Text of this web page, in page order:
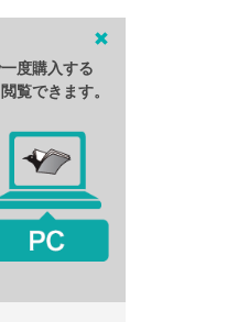
度購入する
覧できます。